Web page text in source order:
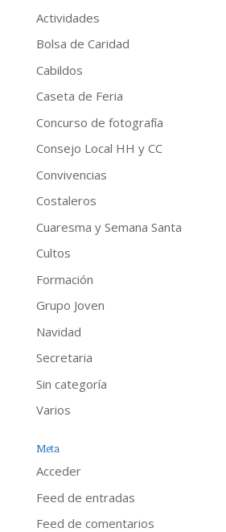
Actividades
Bolsa de Caridad
Cabildos
Caseta de Feria
Concurso de fotografía
Consejo Local HH y CC
Convivencias
Costaleros
Cuaresma y Semana Santa
Cultos
Formación
Grupo Joven
Navidad
Secretaria
Sin categoría
Varios
Meta
Acceder
Feed de entradas
Feed de comentarios